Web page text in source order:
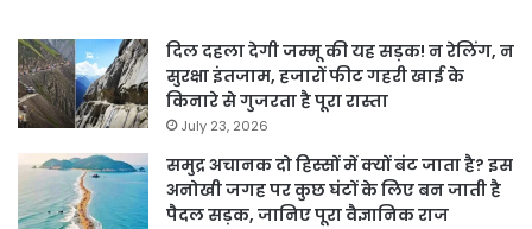
दिल दहला देगी जम्मू की यह सड़क! न रेलिंग, न
सुरक्षा इंतजाम, हजारों फीट गहरी खाई के
किनारे से गुजरता है पूरा रास्ता
July 23, 2026
समुद्र अचानक दो हिस्सों में क्यों बंट जाता है? इस
अनोखी जगह पर कुछ घंटों के लिए बन जाती है
पैदल सड़क, जानिए पूरा वैज्ञानिक राज